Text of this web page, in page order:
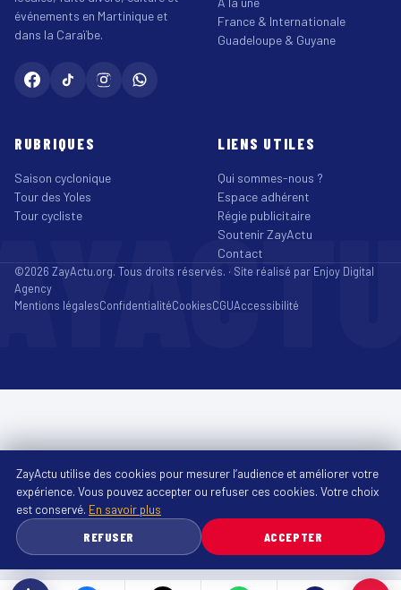
événements en Martinique et
dans la Caraïbe.
France & Internationale
Guadeloupe & Guyane
RUBRIQUES
Saison cyclonique
Tour des Yoles
Tour cycliste
LIENS UTILES
Qui sommes-nous ?
Espace adhérent
Régie publicitaire
Soutenir ZayActu
Contact
©2026 ZayActu.org. Tous droits réservés. · Site réalisé par Enjoy Digital
Agency
Mentions légalesConfidentialitéCookiesCGUAccessibilité
ZayActu utilise des cookies pour mesurer l’audience et améliorer votre
expérience. Vous pouvez accepter ou refuser ces cookies. Votre choix
est conservé. En savoir plus
REFUSER
ACCEPTER